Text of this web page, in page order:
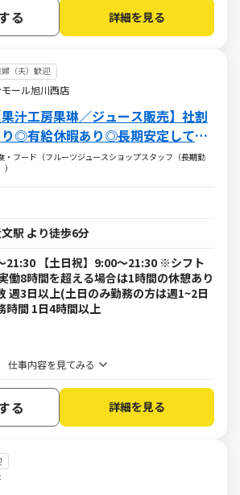
る 詳細を見る
婦（夫）歓迎
ール旭川西店
果汁工房果琳／ジュース販売】社割
◎有給休暇あり◎長期安定して働
す♪
・フード（フルーツジュースショップスタッフ（長期勤
駅 より徒歩6分
21:30 【土日祝】9:00～21:30 ※シフト
働8時間を超える場合は1時間の休憩あり
週3日以上(土日のみ勤務の方は週1~2日
間 1日4時間以上
仕事内容を見てみる
る 詳細を見る